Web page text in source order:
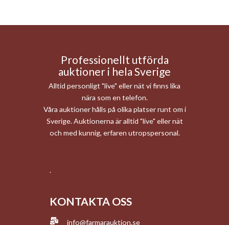
Professionellt utförda
auktioner i hela Sverige
Alltid personligt "live" eller nät vi finns lika
nära som en telefon.
Våra auktioner hålls på olika platser runt om i
Sverige. Auktionerna är alltid "live" eller nät
och med kunnig, erfaren utropspersonal.
.
KONTAKTA OSS
info@farmarauktion.se